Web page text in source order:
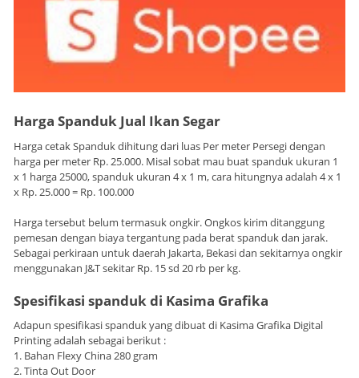
Harga Spanduk Jual Ikan Segar
Harga cetak Spanduk dihitung dari luas Per meter Persegi dengan
harga per meter Rp. 25.000. Misal sobat mau buat spanduk ukuran 1
x 1 harga 25000, spanduk ukuran 4 x 1 m, cara hitungnya adalah 4 x 1
x Rp. 25.000 = Rp. 100.000
Harga tersebut belum termasuk ongkir. Ongkos kirim ditanggung
pemesan dengan biaya tergantung pada berat spanduk dan jarak.
Sebagai perkiraan untuk daerah Jakarta, Bekasi dan sekitarnya ongkir
menggunakan J&T sekitar Rp. 15 sd 20 rb per kg.
Spesifikasi spanduk di Kasima Grafika
Adapun spesifikasi spanduk yang dibuat di Kasima Grafika Digital
Printing adalah sebagai berikut :
1. Bahan Flexy China 280 gram
2. Tinta Out Door